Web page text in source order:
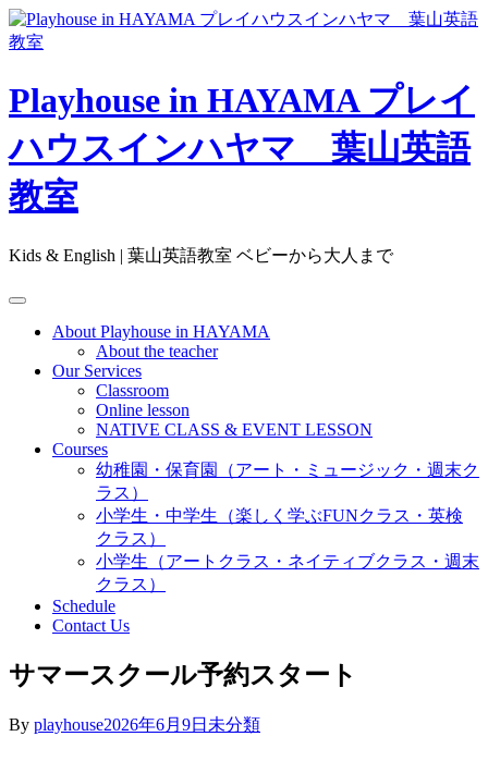
Skip
to
content
Playhouse in HAYAMA プレイ
ハウスインハヤマ 葉山英語
教室
Kids & English | 葉山英語教室 ベビーから大人まで
About Playhouse in HAYAMA
About the teacher
Our Services
Classroom
Online lesson
NATIVE CLASS & EVENT LESSON
Courses
幼稚園・保育園（アート・ミュージック・週末ク
ラス）
小学生・中学生（楽しく学ぶFUNクラス・英検
クラス）
小学生（アートクラス・ネイティブクラス・週末
クラス）
Schedule
Contact Us
サマースクール予約スタート
By playhouse2026年6月9日 未分類